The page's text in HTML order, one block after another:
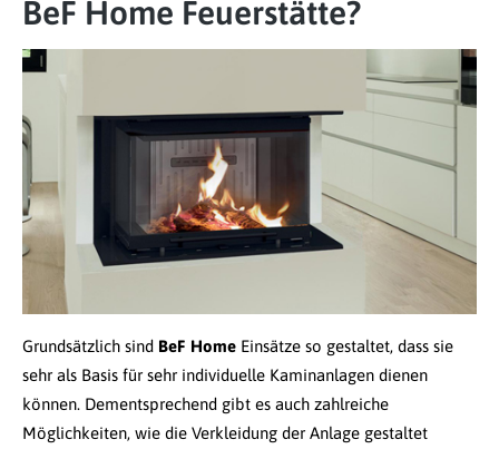
BeF Home Feuerstätte?
Grundsätzlich sind BeF Home Einsätze so gestaltet, dass sie
sehr als Basis für sehr individuelle Kaminanlagen dienen
können. Dementsprechend gibt es auch zahlreiche
Möglichkeiten, wie die Verkleidung der Anlage gestaltet